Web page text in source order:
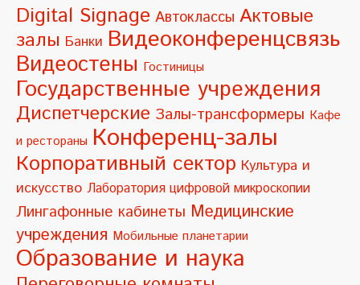
e
r
n
a
t
i
v
e
:
Digital Signage Автоклассы Актовые
залы Банки Видеоконференцсвязь
Видеостены Гостиницы
Государственные учреждения
Диспетчерские Залы-трансформеры Кафе
и рестораны Конференц-залы
Корпоративный сектор Культура и
искусство Лаборатория цифровой микроскопии
Лингафонные кабинеты Медицинские
учреждения Мобильные планетарии
Образование и наука